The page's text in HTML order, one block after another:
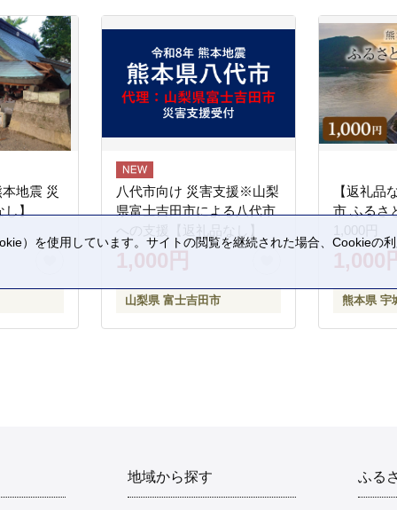
地震 災
】
八代市向け 災害支援※山梨
県富士吉田市による八代市
への支援【返礼品なし】
1,000円
山梨県 富士吉田市
【返礼品
市 ふるさ
1,000円
1,000
熊本県 宇
地域から探す ふる
）を使用しています。サイトの閲覧を継続された場合、Cookieの